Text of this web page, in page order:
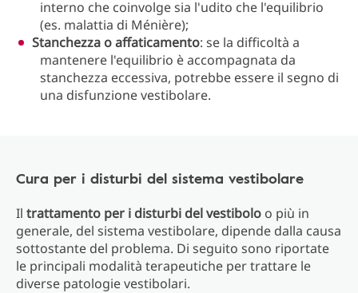
interno che coinvolge sia l'udito che l'equilibrio
(es. malattia di Ménière);
Stanchezza o affaticamento: se la difficoltà a
mantenere l'equilibrio è accompagnata da
stanchezza eccessiva, potrebbe essere il segno di
una disfunzione vestibolare.
Cura per i disturbi del sistema vestibolare
Il trattamento per i disturbi del vestibolo o più in
generale, del sistema vestibolare, dipende dalla causa
sottostante del problema. Di seguito sono riportate
le principali modalità terapeutiche per trattare le
diverse patologie vestibolari.